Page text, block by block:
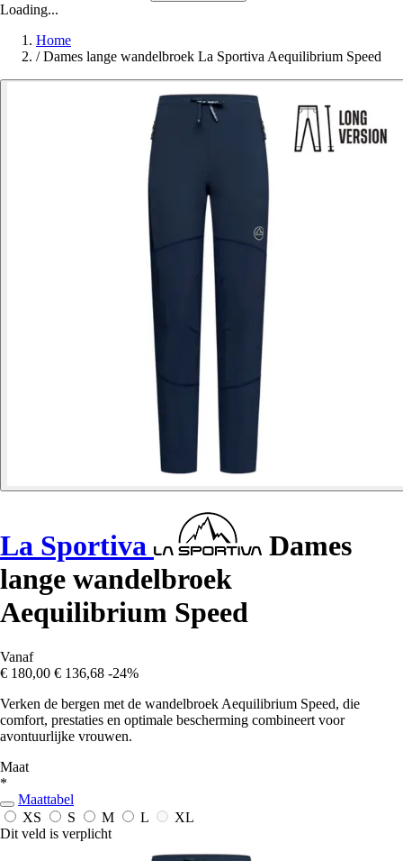
Loading...
Home
/ Dames lange wandelbroek La Sportiva Aequilibrium Speed
La Sportiva
Dames
lange wandelbroek
Aequilibrium Speed
Vanaf
€ 180,00 € 136,68 -24%
Verken de bergen met de wandelbroek Aequilibrium Speed, die
comfort, prestaties en optimale bescherming combineert voor
avontuurlijke vrouwen.
Maat
*
Maattabel
XS
S M L
XL
Dit veld is verplicht